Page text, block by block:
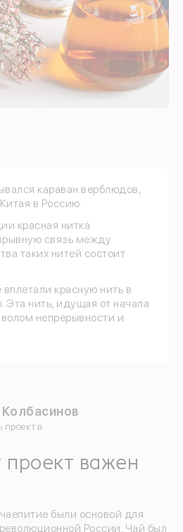
караван верблюдов,
в Россию.
красная нитка
связь между
таких нитей состоит
красную нить в
Эта нить, идущая от начала
непрерывности и
проекта
проект важен
были основой для
России. Чай был